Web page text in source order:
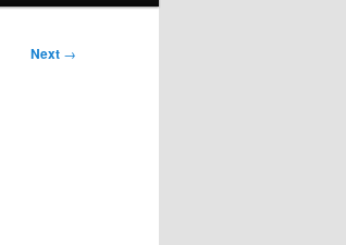
Next →